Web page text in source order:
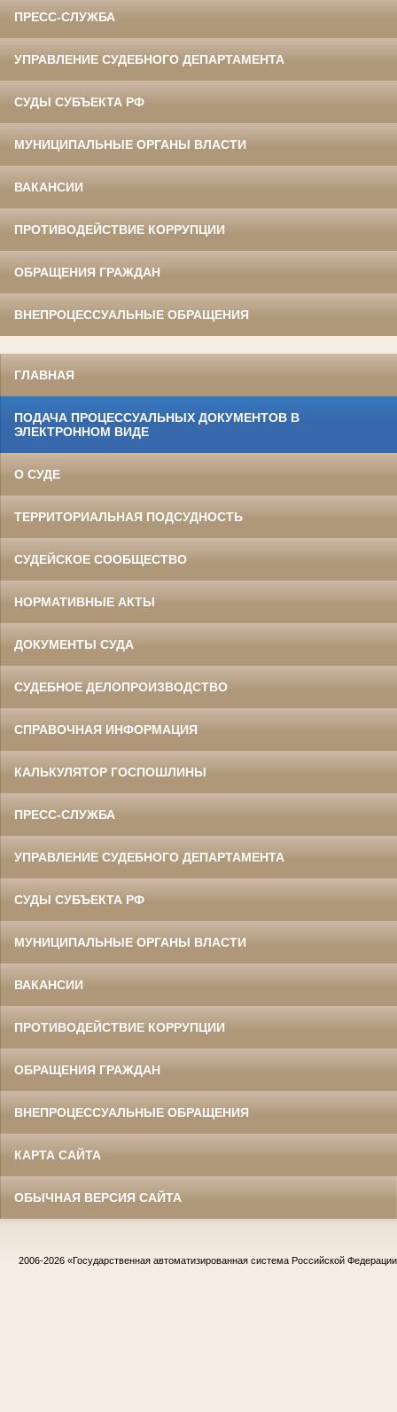
ПРЕСС-СЛУЖБА
УПРАВЛЕНИЕ СУДЕБНОГО ДЕПАРТАМЕНТА
СУДЫ СУБЪЕКТА РФ
МУНИЦИПАЛЬНЫЕ ОРГАНЫ ВЛАСТИ
ВАКАНСИИ
ПРОТИВОДЕЙСТВИЕ КОРРУПЦИИ
ОБРАЩЕНИЯ ГРАЖДАН
ВНЕПРОЦЕССУАЛЬНЫЕ ОБРАЩЕНИЯ
ГЛАВНАЯ
ПОДАЧА ПРОЦЕССУАЛЬНЫХ ДОКУМЕНТОВ В
ЭЛЕКТРОННОМ ВИДЕ
О СУДЕ
ТЕРРИТОРИАЛЬНАЯ ПОДСУДНОСТЬ
СУДЕЙСКОЕ СООБЩЕСТВО
НОРМАТИВНЫЕ АКТЫ
ДОКУМЕНТЫ СУДА
СУДЕБНОЕ ДЕЛОПРОИЗВОДСТВО
СПРАВОЧНАЯ ИНФОРМАЦИЯ
КАЛЬКУЛЯТОР ГОСПОШЛИНЫ
ПРЕСС-СЛУЖБА
УПРАВЛЕНИЕ СУДЕБНОГО ДЕПАРТАМЕНТА
СУДЫ СУБЪЕКТА РФ
МУНИЦИПАЛЬНЫЕ ОРГАНЫ ВЛАСТИ
ВАКАНСИИ
ПРОТИВОДЕЙСТВИЕ КОРРУПЦИИ
ОБРАЩЕНИЯ ГРАЖДАН
ВНЕПРОЦЕССУАЛЬНЫЕ ОБРАЩЕНИЯ
КАРТА САЙТА
ОБЫЧНАЯ ВЕРСИЯ САЙТА
2006-2026 «Государственная автоматизированная система Российской